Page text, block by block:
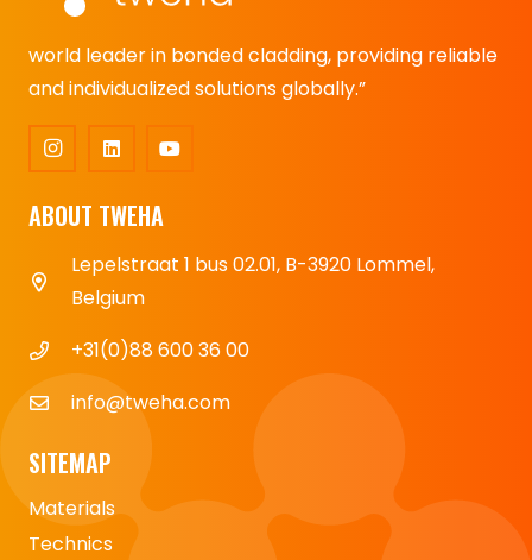
world leader in bonded cladding, providing reliable
and individualized solutions globally.”
ABOUT TWEHA
Lepelstraat 1 bus 02.01, B-3920 Lommel,
Belgium
+31(0)88 600 36 00
info@tweha.com
SITEMAP
Materials
Technics